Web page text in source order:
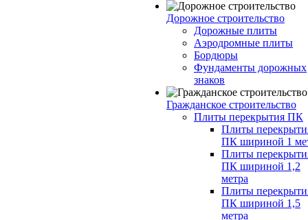
Дорожное строительство
Дорожные плиты
Аэродромные плиты
Бордюры
Фундаменты дорожных
знаков
Гражданское строительство
Плиты перекрытия ПК
Плиты
ПК шириной 1
Плиты
ПК шириной 1,2
метра
Плиты
ПК шириной 1,5
метра